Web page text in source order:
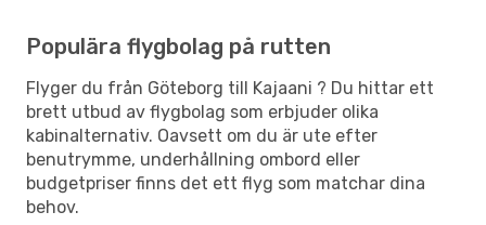
Populära flygbolag på rutten
Flyger du från Göteborg till Kajaani ? Du hittar ett
brett utbud av flygbolag som erbjuder olika
kabinalternativ. Oavsett om du är ute efter
benutrymme, underhållning ombord eller
budgetpriser finns det ett flyg som matchar dina
behov.